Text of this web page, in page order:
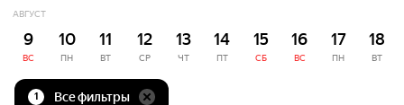
АВГУСТ
9
ВС
10
ПН
11
ВТ
12
СР
13
ЧТ
14
ПТ
15
СБ
16
ВС
17
ПН
18
ВТ
1 Все фильтры